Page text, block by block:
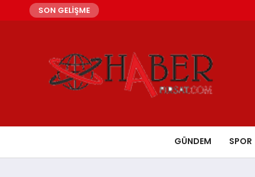
SON GELİŞME
GÜNDEM SPOR